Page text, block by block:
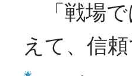
「戦場で
えて、信